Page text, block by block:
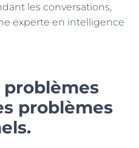
les conversations,
experte en intelligence
problèmes
problèmes